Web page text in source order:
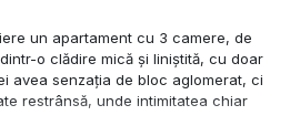
un apartament cu 3 camere, de
o clădire mică și liniștită, cu doar
avea senzația de bloc aglomerat, ci
restrânsă, unde intimitatea chiar